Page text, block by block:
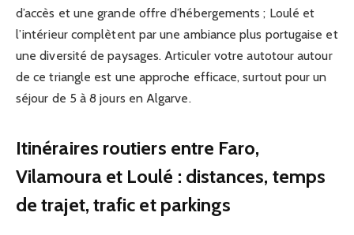
d’accès et une grande offre d’hébergements ; Loulé et
l’intérieur complètent par une ambiance plus portugaise et
une diversité de paysages. Articuler votre autotour autour
de ce triangle est une approche efficace, surtout pour un
séjour de 5 à 8 jours en Algarve.
Itinéraires routiers entre Faro,
Vilamoura et Loulé : distances, temps
de trajet, trafic et parkings